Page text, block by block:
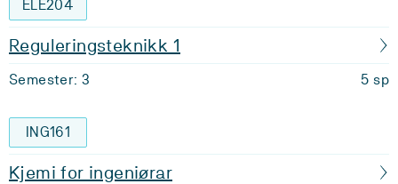
ELE204
Reguleringsteknikk 1
Semester: 3 5 sp
ING161
Kjemi for ingeniørar